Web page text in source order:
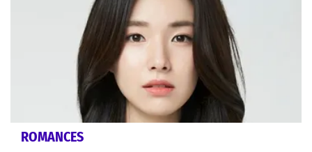
ROMANCES